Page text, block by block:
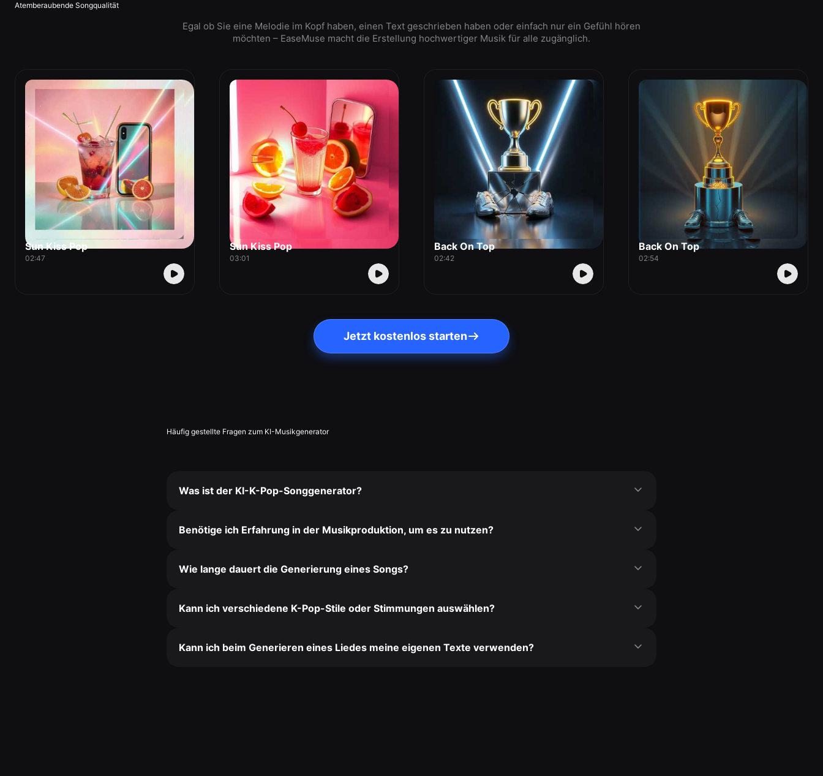
Atemberaubende Songqualität
Egal ob Sie eine Melodie im Kopf haben, einen Text geschrieben haben oder einfach nur ein Gefühl hören
möchten – EaseMuse macht die Erstellung hochwertiger Musik für alle zugänglich.
Sun Kiss Pop
02:47
Sun Kiss Pop
03:01
Back On Top
02:42
Back On Top
02:54
Jetzt kostenlos starten
Häufig gestellte Fragen zum KI-Musikgenerator
Was ist der KI-K-Pop-Songgenerator?
Benötige ich Erfahrung in der Musikproduktion, um es zu nutzen?
Wie lange dauert die Generierung eines Songs?
Kann ich verschiedene K-Pop-Stile oder Stimmungen auswählen?
Kann ich beim Generieren eines Liedes meine eigenen Texte verwenden?